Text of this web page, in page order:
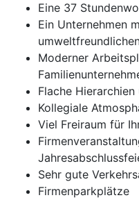
Eine 37
Ein Unternehmen
Moderner
Flache
Kollegiale
Viel Freiraum für
Sehr gute
Firmenparkplätze